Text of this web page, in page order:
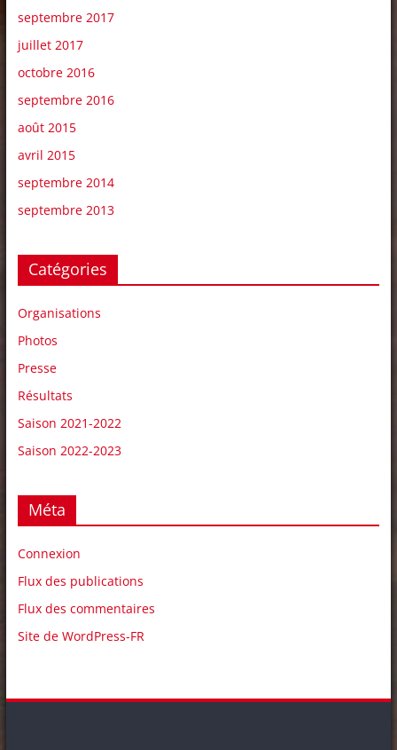
septembre 2017
juillet 2017
octobre 2016
septembre 2016
août 2015
avril 2015
septembre 2014
septembre 2013
Catégories
Organisations
Photos
Presse
Résultats
Saison 2021-2022
Saison 2022-2023
Méta
Connexion
Flux des publications
Flux des commentaires
Site de WordPress-FR